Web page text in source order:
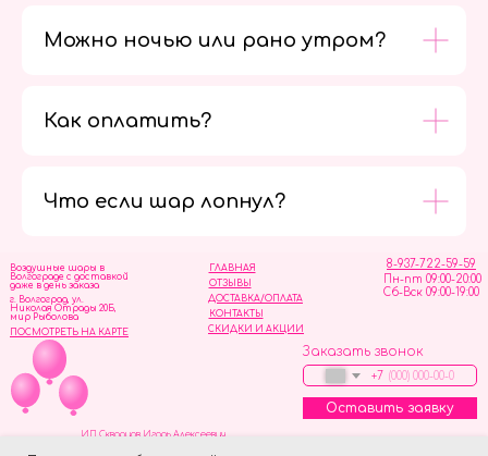
Можно ночью или рано утром?
Как оплатить?
Что если шар лопнул?
ОТЗЫВЫ
ГЛАВНАЯ
ДОСТАВКА/ОПЛАТА
СКИДКИ И АКЦИИ
КОНТАКТЫ
8-937-722-59-59
Пн-пт 09:00-20:00
Сб-Вск 09:00-19:00
Воздушные шары в
Волгограде с доставкой
даже в день заказа
Заказать звонок
+7
Оставить заявку
г. Волгоград, ул.
Николая Отрады 20Б,
мир Рыболова
ПОСМОТРЕТЬ НА КАРТЕ
ИП Скворцов Игорь Алексеевич